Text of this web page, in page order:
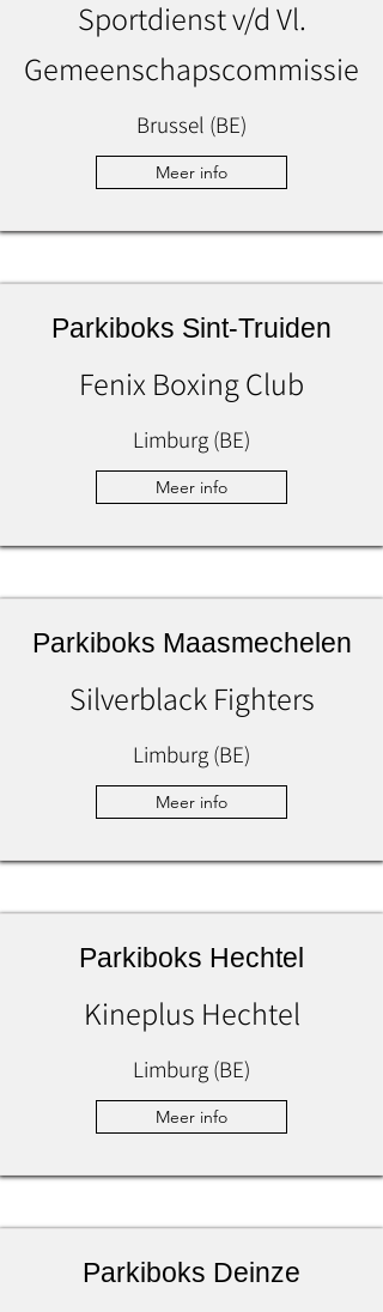
Sportdienst v/d Vl.
Gemeenschapscommissie
Brussel (BE)
Meer info
Parkiboks Sint-Truiden
Fenix Boxing Club
Limburg (BE)
Meer info
Parkiboks Maasmechelen
Silverblack Fighters
Limburg (BE)
Meer info
Parkiboks Hechtel
Kineplus Hechtel
Limburg (BE)
Meer info
Parkiboks Deinze